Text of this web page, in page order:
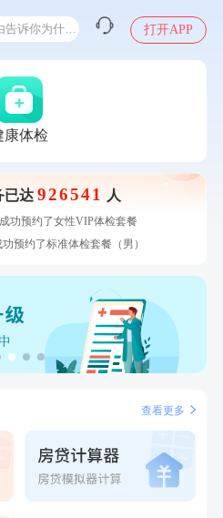
十大理由告诉你为什么要买保险
在线预约
怎么筛查
打开APP
康体检
已达 926541 人
宁安堡新疆无核红枣干150g*2
成功预约了脑血管系统套餐
成功预约了健康体检一档
买了固本堂阿胶糕传统口味400g
买了公牛环球旅行转换器—L07
功预约了白领女士体检套餐
了中粮可益康红豆薏米粉500g
成功预约了女性VIP体检套餐
功预约了标准体检套餐（男）
购买了BP3颈椎热敷枕
查看更多